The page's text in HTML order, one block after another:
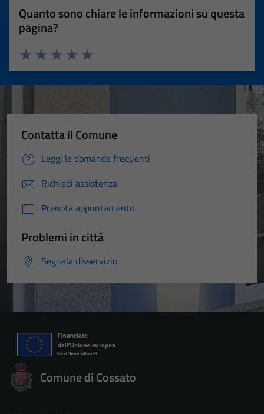
Quanto sono chiare le informazioni su questa
pagina?
Valuta 5 stelle su 5
Valuta 4 stelle su 5
Valuta 3 stelle su 5
Valuta 2 stelle su 5
Valuta 1 stelle su 5
Contatta il Comune
Leggi le domande frequenti
Richiedi assistenza
Prenota appuntamento
Problemi in città
Segnala disservizio
Comune di Cossato